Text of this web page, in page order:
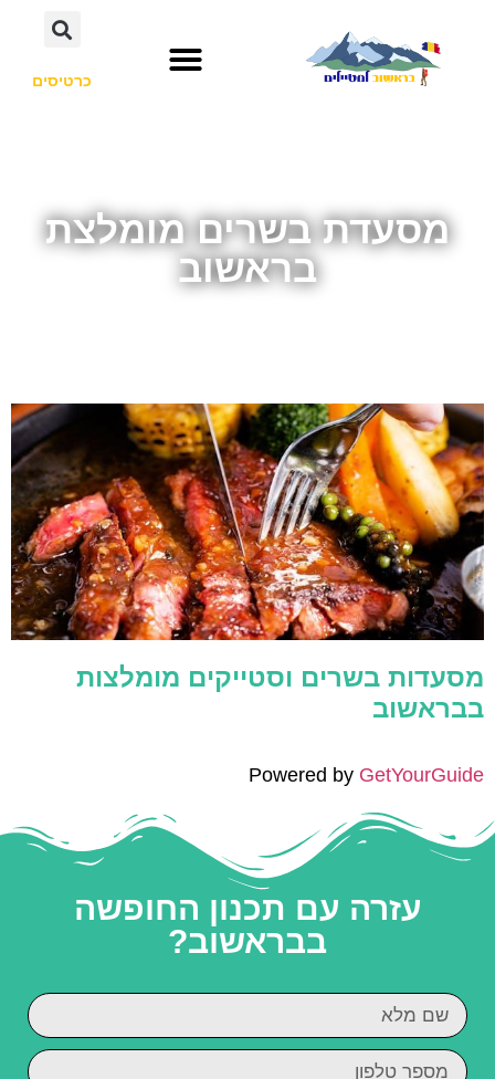
כרטיסים
מסעדת בשרים מומלצת
בראשוב
מסעדות בשרים וסטייקים מומלצות
בבראשוב
Powered by GetYourGuide
עזרה עם תכנון החופשה
בבראשוב?